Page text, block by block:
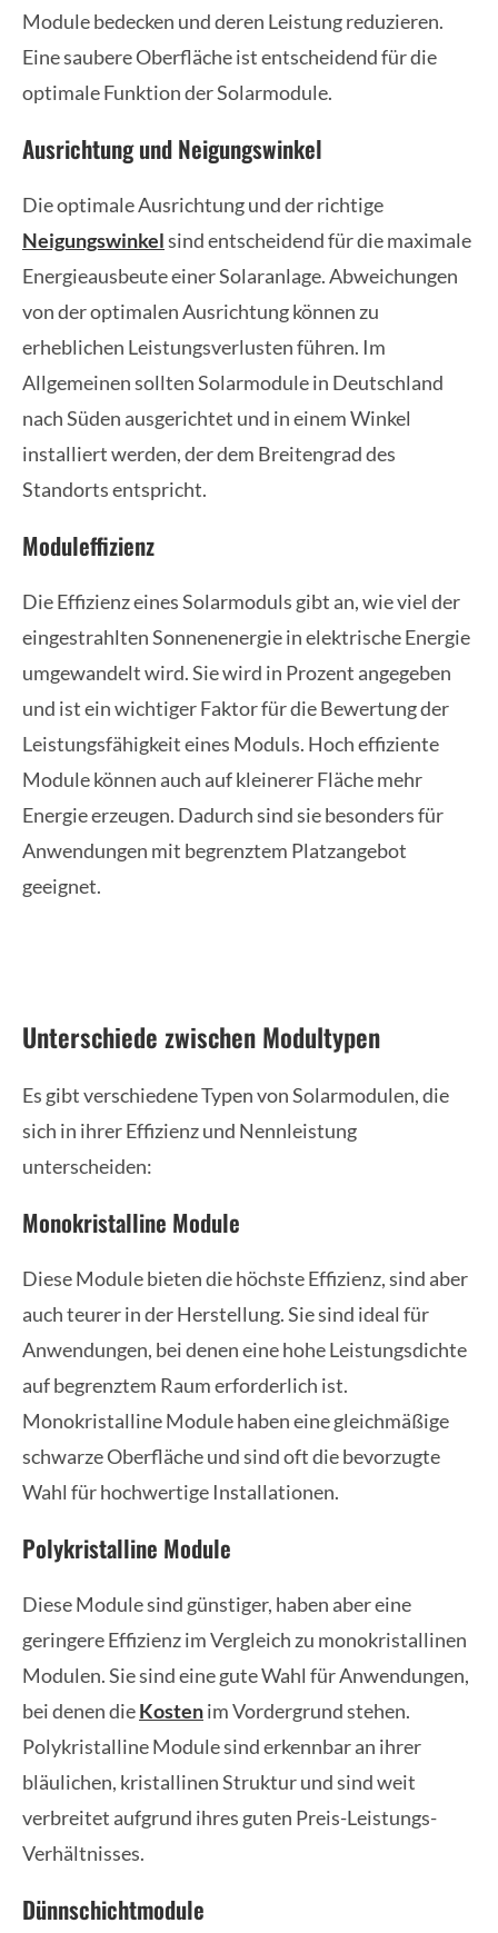
Module bedecken und deren Leistung reduzieren.
Eine saubere Oberfläche ist entscheidend für die
optimale Funktion der Solarmodule.
Ausrichtung und Neigungswinkel
Die optimale Ausrichtung und der richtige
Neigungswinkelsind entscheidend für die maximale
Energieausbeute einer Solaranlage. Abweichungen
von der optimalen Ausrichtung können zu
erheblichen Leistungsverlusten führen. Im
Allgemeinen sollten Solarmodule in Deutschland
nach Süden ausgerichtet und in einem Winkel
installiert werden, der dem Breitengrad des
Standorts entspricht.
Moduleffizienz
Die Effizienz eines Solarmoduls gibt an, wie viel der
eingestrahlten Sonnenenergie in elektrische Energie
umgewandelt wird. Sie wird in Prozent angegeben
und ist ein wichtiger Faktor für die Bewertung der
Leistungsfähigkeit eines Moduls. Hoch effiziente
Module können auch auf kleinerer Fläche mehr
Energie erzeugen. Dadurch sind sie besonders für
Anwendungen mit begrenztem Platzangebot
geeignet.
Unterschiede zwischen Modultypen
Es gibt verschiedene Typen von Solarmodulen, die
sich in ihrer Effizienz und Nennleistung
unterscheiden:
Monokristalline Module
Diese Module bieten die höchste Effizienz, sind aber
auch teurer in der Herstellung. Sie sind ideal für
Anwendungen, bei denen eine hohe Leistungsdichte
auf begrenztem Raum erforderlich ist.
Monokristalline Module haben eine gleichmäßige
schwarze Oberfläche und sind oft die bevorzugte
Wahl für hochwertige Installationen.
Polykristalline Module
Diese Module sind günstiger, haben aber eine
geringere Effizienz im Vergleich zu monokristallinen
Modulen. Sie sind eine gute Wahl für Anwendungen,
bei denen dieKostenim Vordergrund stehen.
Polykristalline Module sind erkennbar an ihrer
bläulichen, kristallinen Struktur und sind weit
verbreitet aufgrund ihres guten Preis-Leistungs-
Verhältnisses.
Dünnschichtmodule